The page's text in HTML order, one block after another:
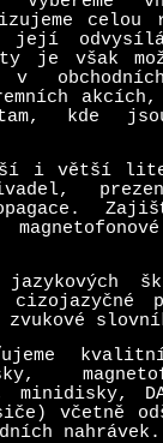
celou
její
je však
v
kde
i větší
zvukové
kvalitní
minidisky,
včetně
nahrávek.